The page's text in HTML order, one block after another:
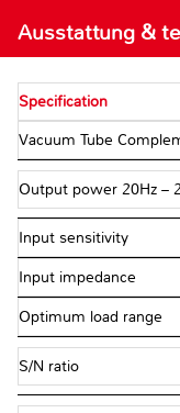
Ausstattung &
Specification
Vacuum Tube
Output power 20Hz –
Input sensitivity
Input impedance
Optimum load range
S/N ratio